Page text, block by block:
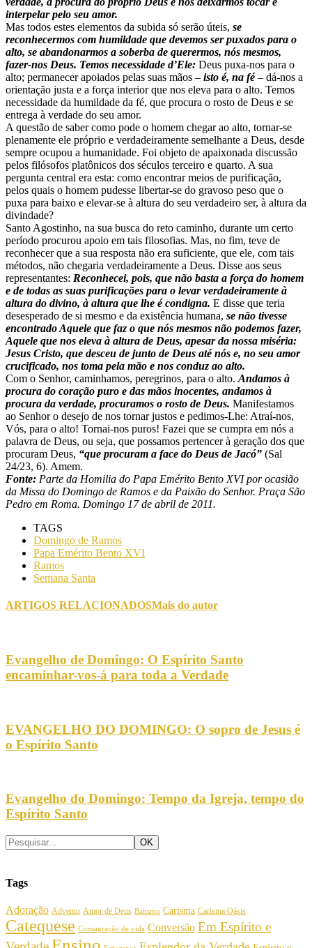
interpelar pelo seu amor.
Mas todos estes elementos da subida só serão úteis, se
reconhecermos com humildade que devemos ser puxados para o
alto, se abandonarmos a soberba de querermos, nós mesmos,
fazer-nos Deus. Temos necessidade d’Ele: Deus puxa-nos para o
alto; permanecer apoiados pelas suas mãos – isto é, na fé– dá-nos a
orientação justa e a força interior que nos eleva para o alto. Temos
necessidade da humildade da fé, que procura o rosto de Deus e se
entrega à verdade do seu amor.
A questão de saber como pode o homem chegar ao alto, tornar-se
plenamente ele próprio e verdadeiramente semelhante a Deus, desde
sempre ocupou a humanidade. Foi objeto de apaixonada discussão
pelos filósofos platônicos dos séculos terceiro e quarto. A sua
pergunta central era esta: como encontrar meios de purificação,
pelos quais o homem pudesse libertar-se do gravoso peso que o
puxa para baixo e elevar-se à altura do seu verdadeiro ser, à altura da
divindade?
Santo Agostinho, na sua busca do reto caminho, durante um certo
período procurou apoio em tais filosofias. Mas, no fim, teve de
reconhecer que a sua resposta não era suficiente, que ele, com tais
métodos, não chegaria verdadeiramente a Deus. Disse aos seus
representantes: Reconhecei, pois, que não basta a força do homem
e de todas as suas purificações para o levar verdadeiramente à
altura do divino, à altura que lhe é condigna. E disse que teria
desesperado de si mesmo e da existência humana, se não tivesse
encontrado Aquele que faz o que nós mesmos não podemos fazer,
Aquele que nos eleva à altura de Deus, apesar da nossa miséria:
Jesus Cristo, que desceu de junto de Deus até nós e, no seu amor
crucificado, nos toma pela mão e nos conduz ao alto.
Com o Senhor, caminhamos, peregrinos, para o alto. Andamos à
procura do coração puro e das mãos inocentes, andamos à
procura da verdade, procuramos o rosto de Deus. Manifestamos
ao Senhor o desejo de nos tornar justos e pedimos-Lhe: Atraí-nos,
Vós, para o alto! Tornai-nos puros! Fazei que se cumpra em nós a
palavra de Deus, ou seja, que possamos pertencer à geração dos que
procuram Deus, “que procuram a face do Deus de Jacó” (Sal
24/23, 6). Amem.
Fonte: Parte da Homilia do Papa Emérito Bento XVI por ocasião
da Missa do Domingo de Ramos e da Paixão do Senhor. Praça São
Pedro em Roma. Domingo 17 de abril de 2011.
TAGS
Domingo de Ramos
Papa Emérito Bento XVI
Ramos
Semana Santa
ARTIGOS RELACIONADOSMais do autor
Evangelho de Domingo: O Espírito Santo
encaminhar-vos-á para toda a Verdade
EVANGELHO DO DOMINGO: O sopro de Jesus é
o Espírito Santo
Evangelho do Domingo: Tempo da Igreja, tempo do
Espírito Santo
Tags
Adoração Advento Amor de Deus Batismo Carisma Carisma Oásis
Catequese Consagração de vida Conversão Em Espírito e